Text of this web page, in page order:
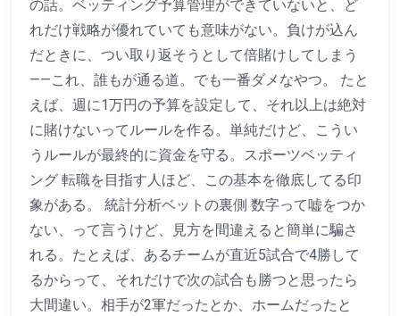
の話。ベッティング予算管理ができていないと、ど
れだけ戦略が優れていても意味がない。負けが込ん
だときに、つい取り返そうとして倍賭けしてしまう
——これ、誰もが通る道。でも一番ダメなやつ。 たと
えば、週に1万円の予算を設定して、それ以上は絶対
に賭けないってルールを作る。単純だけど、こうい
うルールが最終的に資金を守る。スポーツベッティ
ング 転職を目指す人ほど、この基本を徹底してる印
象がある。 統計分析ベットの裏側 数字って嘘をつか
ない、って言うけど、見方を間違えると簡単に騙さ
れる。たとえば、あるチームが直近5試合で4勝して
るからって、それだけで次の試合も勝つと思ったら
大間違い。相手が2軍だったとか、ホームだったと